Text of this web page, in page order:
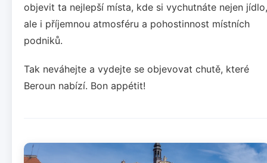
objevit ta nejlepší místa, kde si vychutnáte nejen jídlo,
ale i příjemnou atmosféru a pohostinnost místních
podniků.
Tak neváhejte a vydejte se objevovat chutě, které
Beroun nabízí. Bon appétit!